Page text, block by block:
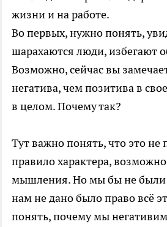
жизни и на работе.
Во первых, нужно понять,
шарахаются люди, избегают
Возможно, сейчас вы
негатива, чем позитива в
в целом. Почему так?
Тут важно понять, что это не
правило характера,
мышления. Но мы бы не были
нам не дано было право всё
понять, почему мы